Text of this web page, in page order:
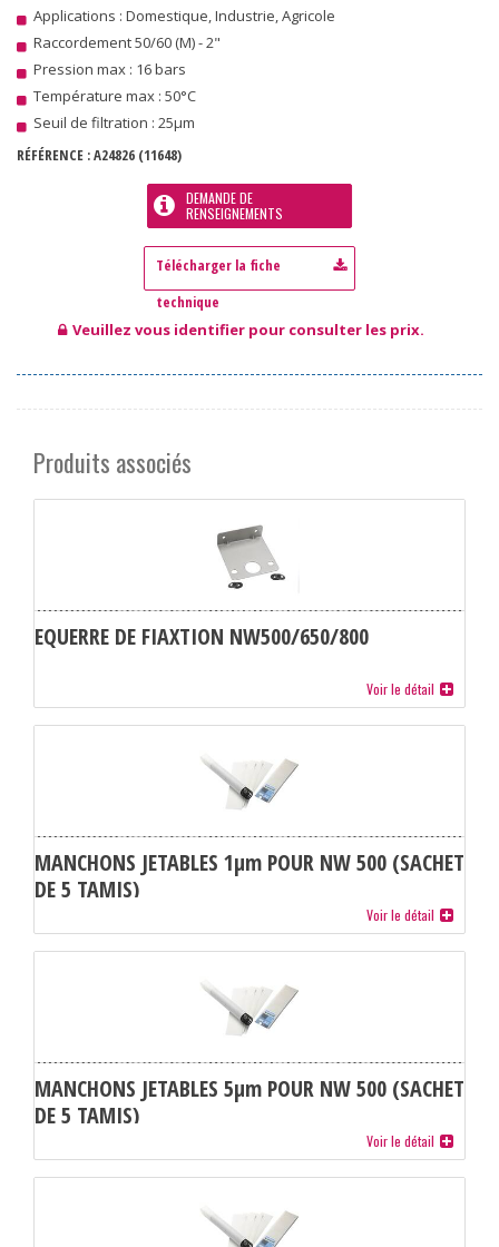
Applications : Domestique, Industrie, Agricole
Raccordement 50/60 (M) - 2"
Pression max : 16 bars
Température max : 50°C
Seuil de filtration : 25µm
RÉFÉRENCE :A24826 (11648)
DEMANDE DE
RENSEIGNEMENTS
Veuillez vous identifier pour consulter les prix.
Produits associés
EQUERRE DE FIAXTION NW500/650/800
Voir le détail
MANCHONS JETABLES 1µm POUR NW 500 (SACHET
DE 5 TAMIS)
Voir le détail
MANCHONS JETABLES 5µm POUR NW 500 (SACHET
DE 5 TAMIS)
Voir le détail